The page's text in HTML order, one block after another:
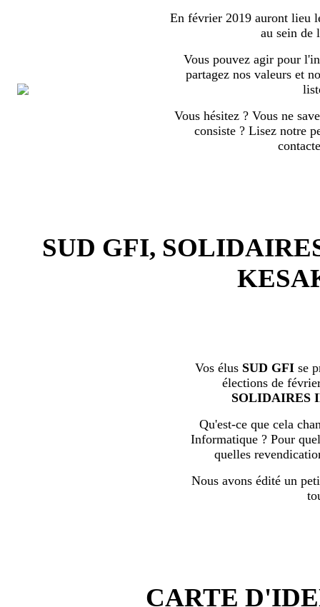
En février 2019 auront lieu
au sein de
Vous pouvez agir pour
partagez nos valeurs et
Vous hésitez ? Vous ne
consiste ? Lisez notre
SUD GFI,
Vos élus SUD GFI se
élections de
SOLIDAIRES
Qu'est-ce que cela
Informatique ? Pour
quelles
Nous avons édité un
CARTE